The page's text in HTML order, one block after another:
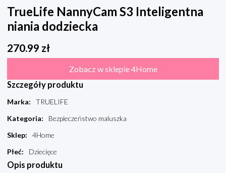
TrueLife NannyCam S3 Inteligentna
niania dodziecka
270.99 zł
Zobacz w sklepie 4Home
Szczegóły produktu
Marka:
TRUELIFE
Kategoria:
Bezpieczeństwo maluszka
Sklep:
4Home
Płeć: Dziecięce
Opis produktu